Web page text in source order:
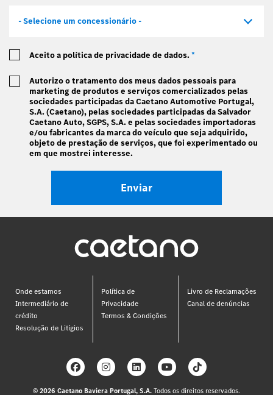
- Selecione um concessionário -
Aceito a política de privacidade de dados.*
Autorizo o tratamento dos meus dados pessoais para
marketing de produtos e serviços comercializados pelas
sociedades participadas da Caetano Automotive Portugal,
S.A. (Caetano), pelas sociedades participadas da Salvador
Caetano Auto, SGPS, S.A. e pelas sociedades importadoras
e/ou fabricantes da marca do veículo que seja adquirido,
objeto de prestação de serviços, que foi experimentado ou
em que mostrei interesse.
Onde estamos
Intermediário de
crédito
Resolução de Litígios
Política de
Privacidade
Termos & Condições
Livro de Reclamações
Canal de denúncias
© 2026 Caetano Baviera Portugal, S.A. Todos os direitos reservados.